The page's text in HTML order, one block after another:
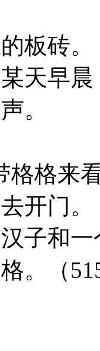
砖。
早晨
。
格来看
开门。
子和一
。
（